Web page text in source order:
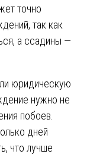
точно
так как
а ссадины —
юридическую
нужно не
побоев.
дней
что лучше